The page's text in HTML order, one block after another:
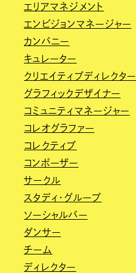
エリアマネジメント
エンビジョンマネージャー
カンパニー
キュレーター
クリエイティブディレクター
グラフィックデザイナー
コミュニティマネージャー
コレオグラファー
コレクティブ
コンポーザー
サークル
スタディ・グループ
ソーシャルバー
ダンサー
チーム
ディレクター